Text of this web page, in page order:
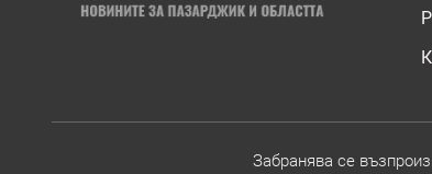
Забранява се